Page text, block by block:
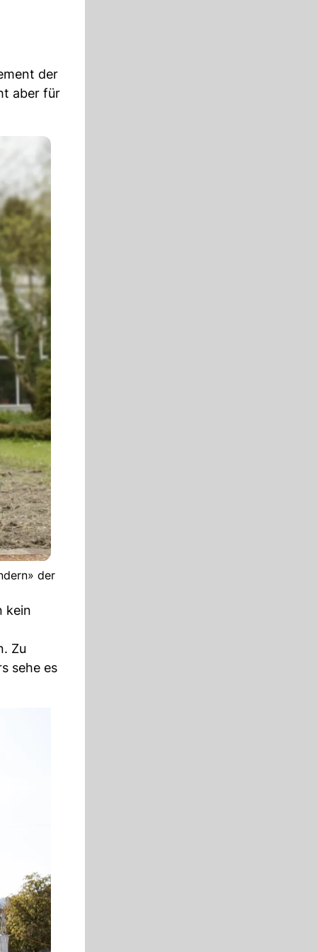
der
aber für
der
kein
Zu
sehe es